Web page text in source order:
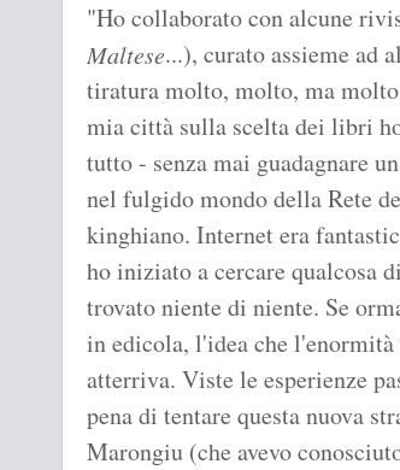
"Ho collaborato con alcune
Maltese...), curato assieme ad
tiratura molto, molto, ma
mia città sulla scelta dei libri
tutto - senza mai guadagnare
nel fulgido mondo della Rete
kinghiano. Internet era
ho iniziato a cercare qualcosa
trovato niente di niente. Se
in edicola, l'idea che l'enormità
atterriva. Viste le esperienze
pena di tentare questa nuova
Marongiu (che avevo